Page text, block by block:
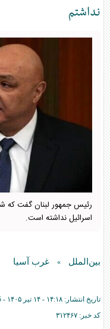
نداشتم
رئیس جمهور لبنان گفت که
اسرائیل نداشته است.
بین‌الملل » غرب آسیا
تاریخ انتشار: ۱۴:۱۸ - ۱۴ تير ۱۴۰۵ -
کد خبر: ۳۱۲۴۶۷